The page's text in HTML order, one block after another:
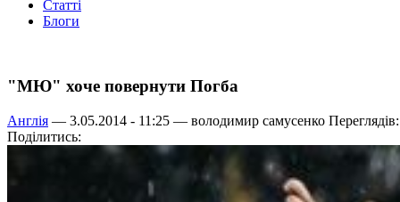
Статті
Блоги
"МЮ" хоче повернути Погба
Англія — 3.05.2014 - 11:25 — володимир самусенко
Поділитись: